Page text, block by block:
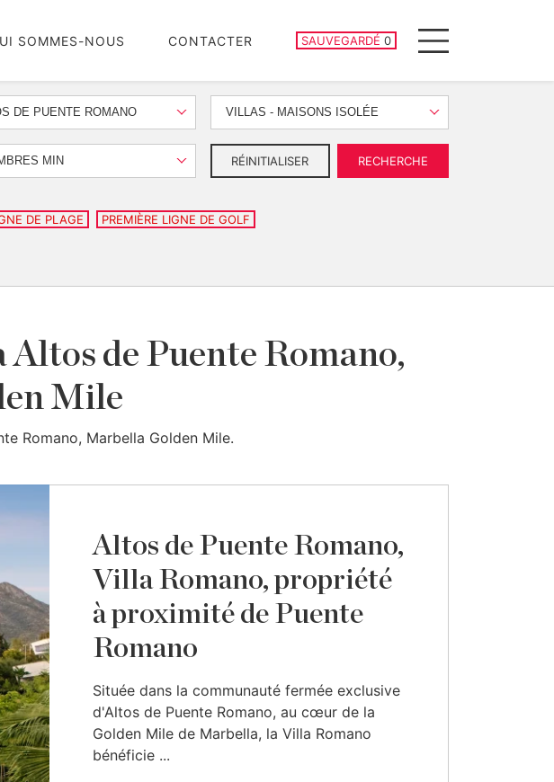
SOMMES-NOUS CONTACTER SAUVEGARDÉ 0
PROPRIÉTÉS SAUVEGARDÉES
Menu
DE PUENTE ROMANO VILLAS - MAISONS ISOLÉE
MIN RÉINITIALISER RECHERCHE
DE PLAGE PREMIÈRE LIGNE DE GOLF
de Puente Romano,
Mile
Romano, Marbella Golden Mile.
Altos de Puente Romano,
Villa Romano, propriété
à proximité de Puente
Romano
Située dans la communauté fermée exclusive
d'Altos de Puente Romano, au cœur de la
Golden Mile de Marbella, la Villa Romano
bénéficie ...